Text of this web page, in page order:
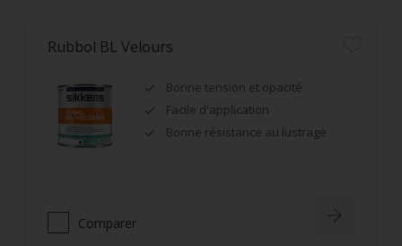
Rubbol BL Velours
Bonne tension et opacité
Facile d'application
Bonne résistance au lustrage
Comparer